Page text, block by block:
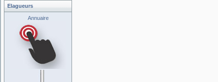
Elagueurs
Annuaire